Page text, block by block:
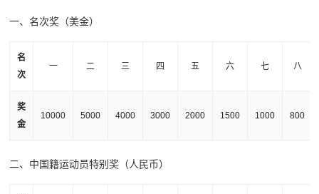
一、名次奖（美金）
名
次
一 二 三 四 五 六 七 八
奖
金
10000 5000 4000 3000 2000 1500 1000 800
二、中国籍运动员特别奖（人民币）